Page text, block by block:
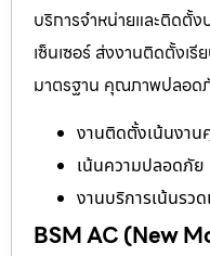
บริการจำหน่ายและติดตั้
เซ็นเซอร์ ส่งงานติดตั้งเ
มาตรฐาน คุณภาพปลอด
งานติดตั้งเน้นงา
เน้นความปลอดภัย
งานบริการเน้นรวด
BSM AC (New